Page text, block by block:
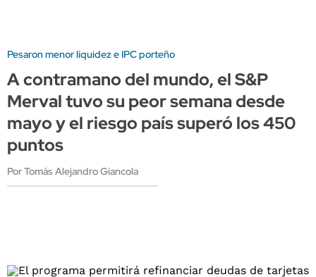
Pesaron menor liquidez e IPC porteño
A contramano del mundo, el S&P
Merval tuvo su peor semana desde
mayo y el riesgo país superó los 450
puntos
Por Tomás Alejandro Giancola